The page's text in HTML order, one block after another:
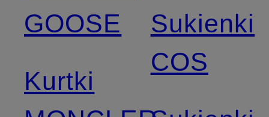
GOOSE
Kurtki
Sukienki
COS